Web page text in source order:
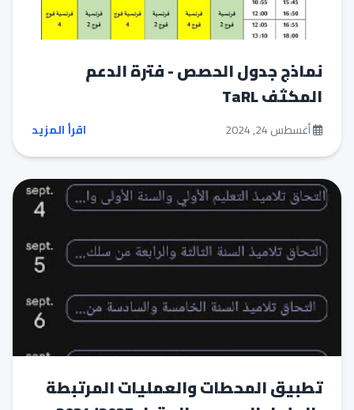
نماذج جدول الحصص - فترة الدعم
المكثف TaRL
أغسطس 24, 2024 اقرأ المزيد
تطبيق المحطات والعمليات المرتبطة